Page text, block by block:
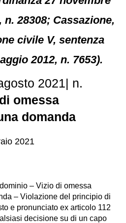
n. 28308; Cassazione,
civile V, sentenza
2012, n. 7653).
2021| n.
omessa
domanda
2021
– Vizio di omessa
– Violazione del principio di
e pronunciato ex articolo 112
decisione su di un capo